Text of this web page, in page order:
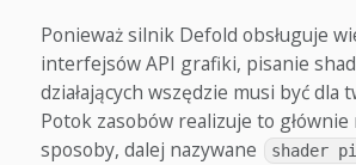
Ponieważ silnik Defold obsługuje
interfejsów API grafiki, pisanie
działających wszędzie musi być dla
Potok zasobów realizuje to głównie
sposoby, dalej nazywane
shader